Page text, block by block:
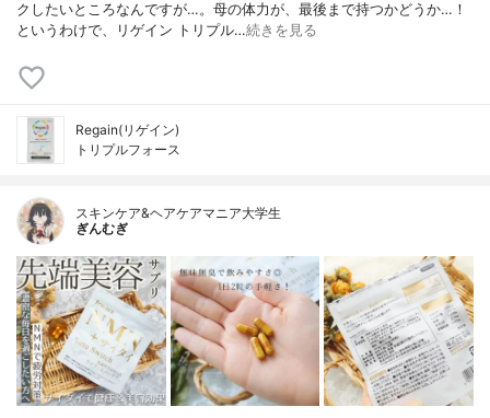
クしたいところなんですが…。母の体力が、最後まで持つかどうか…！
というわけで、リゲイン トリプル…続きを見る
Regain(リゲイン)
トリプルフォース
スキンケア&ヘアケアマニア大学生
ぎんむぎ